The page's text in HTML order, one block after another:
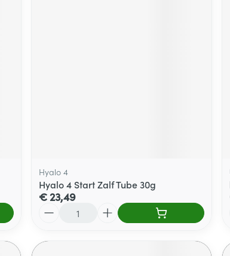
Hyalo 4
Hyalo 4 Start Zalf Tube 30g
€ 23,49